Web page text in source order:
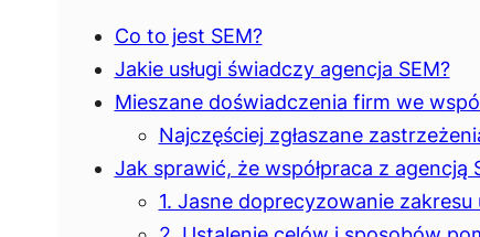
Co to jest SEM?
Jakie usługi świadczy agencja SEM?
Mieszane doświadczenia firm we
Najczęściej zgłaszane
Jak sprawić, że współpraca z
1. Jasne doprecyzowanie zakresu